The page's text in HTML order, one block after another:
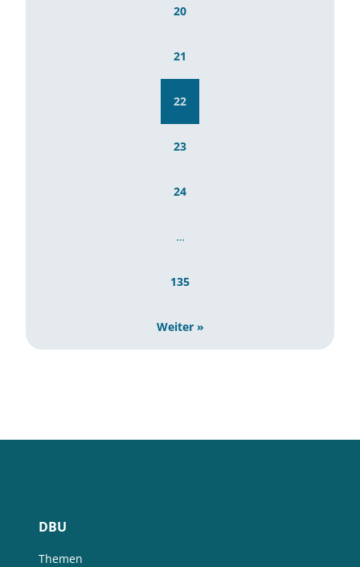
20
21
22
23
24
…
135
Weiter »
DBU
Themen